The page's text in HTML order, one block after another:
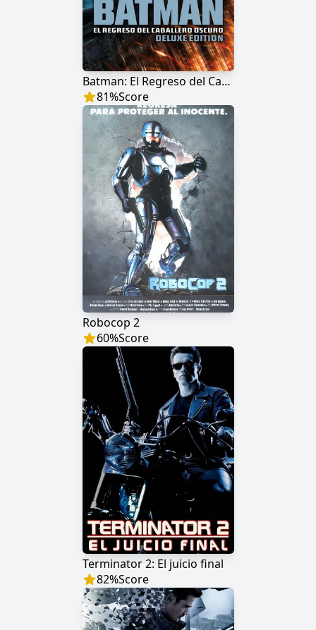
Batman: El Regreso del Caballero Oscuro (Edición Deluxe)
81%Score
Robocop 2
60%Score
Terminator 2: El juicio final
82%Score